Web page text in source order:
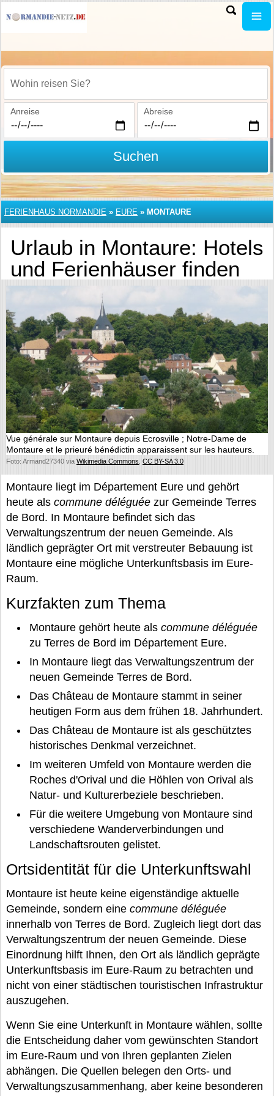
Wohin reisen Sie?
Anreise Abreise
Suchen
FERIENHAUS NORMANDIE » EURE » MONTAURE
Urlaub in Montaure: Hotels
und Ferienhäuser finden
Vue générale sur Montaure depuis Ecrosville ; Notre-Dame de
Montaure et le prieuré bénédictin apparaissent sur les hauteurs.
Foto: Armand27340 via Wikimedia Commons CC BY-SA 3.0
Montaure liegt im Département Eure und gehört
heute als commune déléguée zur Gemeinde Terres
de Bord. In Montaure befindet sich das
Verwaltungszentrum der neuen Gemeinde. Als
ländlich geprägter Ort mit verstreuter Bebauung ist
Montaure eine mögliche Unterkunftsbasis im Eure-
Raum.
Kurzfakten zum Thema
Montaure gehört heute als commune déléguée
zu Terres de Bord im Département Eure.
In Montaure liegt das Verwaltungszentrum der
neuen Gemeinde Terres de Bord.
Das Château de Montaure stammt in seiner
heutigen Form aus dem frühen 18. Jahrhundert.
Das Château de Montaure ist als geschütztes
historisches Denkmal verzeichnet.
Im weiteren Umfeld von Montaure werden die
Roches d'Orival und die Höhlen von Orival als
Natur- und Kulturerbeziele beschrieben.
Für die weitere Umgebung von Montaure sind
verschiedene Wanderverbindungen und
Landschaftsrouten gelistet.
Ortsidentität für die Unterkunftswahl
Montaure ist heute keine eigenständige aktuelle
Gemeinde, sondern eine commune déléguée
innerhalb von Terres de Bord. Zugleich liegt dort das
Verwaltungszentrum der neuen Gemeinde. Diese
Einordnung hilft Ihnen, den Ort als ländlich geprägte
Unterkunftsbasis im Eure-Raum zu betrachten und
nicht von einer städtischen touristischen Infrastruktur
auszugehen.
Wenn Sie eine Unterkunft in Montaure wählen, sollte
die Entscheidung daher vom gewünschten Standort
im Eure-Raum und von Ihren geplanten Zielen
abhängen. Die Quellen belegen den Orts- und
Verwaltungszusammenhang, aber keine besonderen